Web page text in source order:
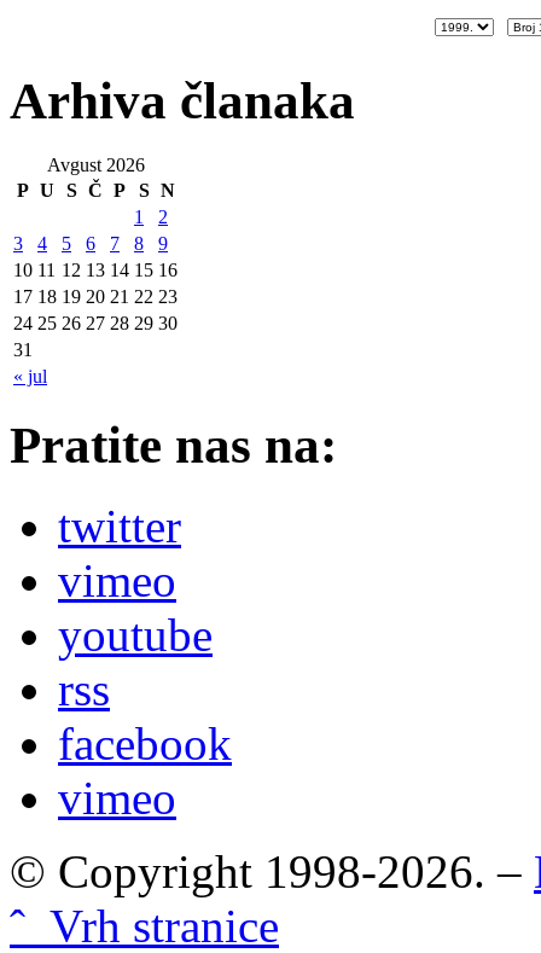
Arhiva članaka
Avgust 2026
P U S Č P S N
« jul
1
2
3
4 5 6 7 8
9
10 11 12 13 14 15 16
17 18 19 20 21 22 23
24 25 26 27 28 29 30
31
Pratite nas na:
twitter
vimeo
youtube
rss
facebook
vimeo
© Copyright 1998-2026. –
ˆ Vrh stranice